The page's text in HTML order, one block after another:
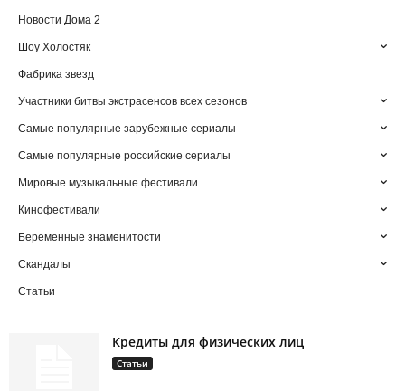
Новости Дома 2
Шоу Холостяк
Фабрика звезд
Участники битвы экстрасенсов всех сезонов
Самые популярные зарубежные сериалы
Самые популярные российские сериалы
Мировые музыкальные фестивали
Кинофестивали
Беременные знаменитости
Скандалы
Статьи
Кредиты для физических лиц
Статьи